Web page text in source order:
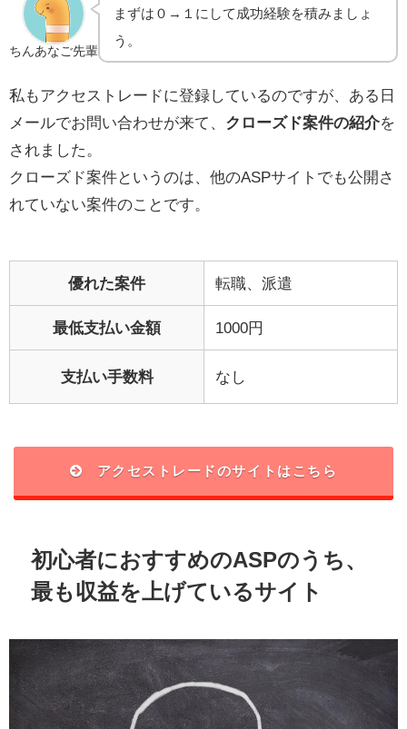
ちんあなご先輩
まずは０→１にして成功経験を積みましょ
う。
私もアクセストレードに登録しているのですが、ある日
メールでお問い合わせが来て、 クローズド案件の紹介を
されました。
クローズド案件というのは、他のASPサイトでも公開さ
れていない案件のことです。
優れた案件 転職、派遣
最低支払い金額 1000円
支払い手数料 なし
アクセストレードのサイトはこちら
初心者におすすめのASPのうち、
最も収益を上げているサイト